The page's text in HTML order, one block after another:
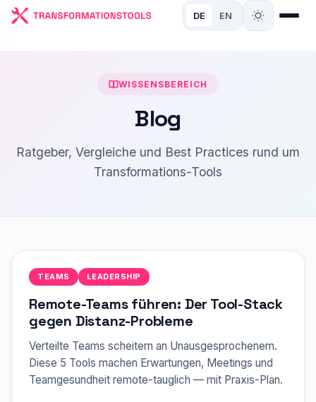
DE EN
WISSENSBEREICH
Blog
Ratgeber, Vergleiche und Best Practices rund um
Transformations-Tools
TEAMS LEADERSHIP
Remote-Teams führen: Der Tool-Stack
gegen Distanz-Probleme
Verteilte Teams scheitern an Unausgesprochenem.
Diese 5 Tools machen Erwartungen, Meetings und
Teamgesundheit remote-tauglich — mit Praxis-Plan.